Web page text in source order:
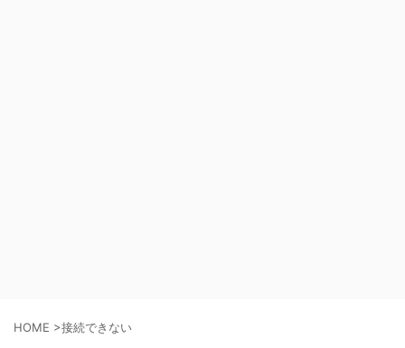
HOME >接続できない